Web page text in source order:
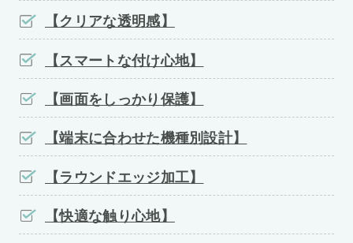
【クリアな透明感】
【スマートな付け心地】
【画面をしっかり保護】
【端末に合わせた機種別設計】
【ラウンドエッジ加工】
【快適な触り心地】